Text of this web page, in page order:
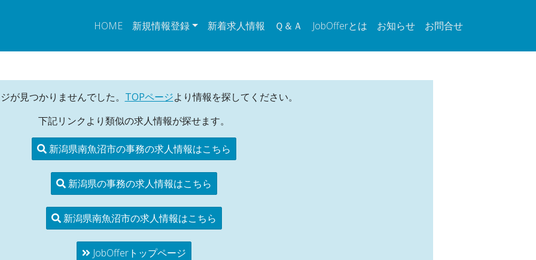
HOME 新規情報登録 新着求人情報 Ｑ＆Ａ JobOfferとは お知らせ お問合せ
が見つかりませんでした。 TOPページより情報を探してください。
下記リンクより類似の求人情報が探せます。
新潟県南魚沼市の事務の求人情報はこちら
新潟県の事務の求人情報はこちら
新潟県南魚沼市の求人情報はこちら
JobOfferトップページ